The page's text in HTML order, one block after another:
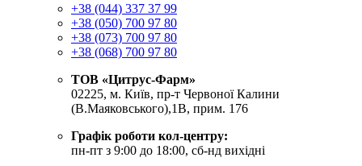
+38 (044) 337 37 99
+38 (050) 700 97 80
+38 (073) 700 97 80
+38 (068) 700 97 80
ТОВ «Цитрус-Фарм»
02225, м. Київ, пр-т Червоної Калини
(В.Маяковського),1В, прим. 176
Графік роботи кол-центру:
пн-пт з 9:00 до 18:00, сб-нд вихідні